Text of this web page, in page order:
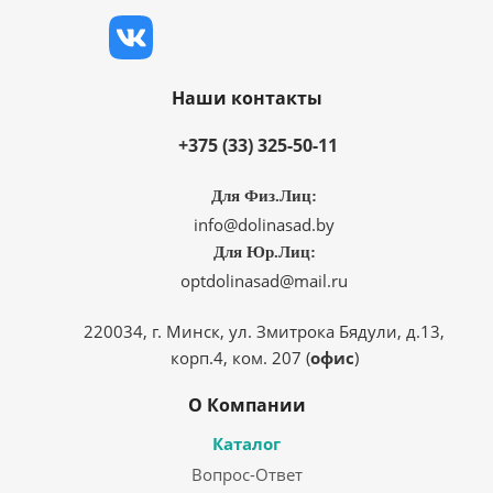
Наши контакты
+375 (33) 325-50-11
Для Физ.Лиц:
info@dolinasad.by
Для Юр.Лиц:
optdolinasad@mail.ru
220034, г. Минск, ул. Змитрока Бядули, д.13,
корп.4, ком. 207 (офис)
О Компании
Каталог
Вопрос-Ответ